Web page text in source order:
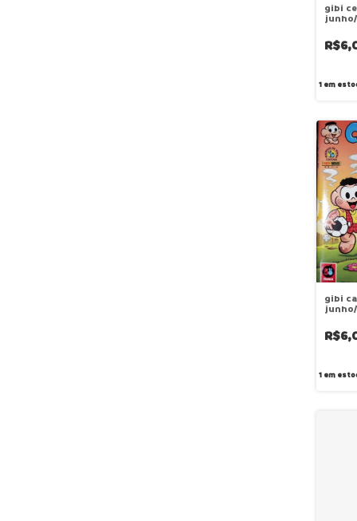
gibi
junho/
1em
gibi
junho/
1em